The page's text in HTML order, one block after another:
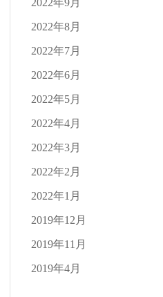
2022年9月
2022年8月
2022年7月
2022年6月
2022年5月
2022年4月
2022年3月
2022年2月
2022年1月
2019年12月
2019年11月
2019年4月